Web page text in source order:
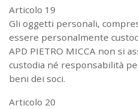
Articolo 19
Gli oggetti personali,
essere personalmente
APD PIETRO MICCA non si
custodia né responsabilità
beni dei soci.
Articolo 20